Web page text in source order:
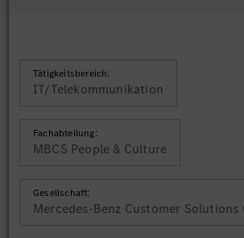
Tätigkeitsbereich:
IT/Telekommunikation
Fachabteilung:
MBCS People & Culture
Gesellschaft:
Mercedes-Benz Customer Solutions